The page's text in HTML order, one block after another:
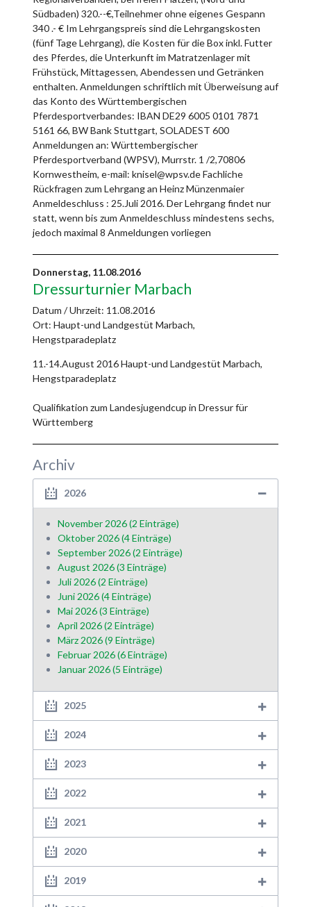
Südbaden) 320.--€,Teilnehmer ohne eigenes Gespann
340 .- € Im Lehrgangspreis sind die Lehrgangskosten
(fünf Tage Lehrgang), die Kosten für die Box inkl. Futter
des Pferdes, die Unterkunft im Matratzenlager mit
Frühstück, Mittagessen, Abendessen und Getränken
enthalten. Anmeldungen schriftlich mit Überweisung auf
das Konto des Württembergischen
Pferdesportverbandes: IBAN DE29 6005 0101 7871
5161 66, BW Bank Stuttgart, SOLADEST 600
Anmeldungen an: Württembergischer
Pferdesportverband (WPSV), Murrstr. 1 /2,70806
Kornwestheim, e-mail: knisel@wpsv.de Fachliche
Rückfragen zum Lehrgang an Heinz Münzenmaier
Anmeldeschluss : 25.Juli 2016. Der Lehrgang findet nur
statt, wenn bis zum Anmeldeschluss mindestens sechs,
jedoch maximal 8 Anmeldungen vorliegen
Donnerstag, 11.08.2016
Dressurturnier Marbach
Datum / Uhrzeit: 11.08.2016
Ort: Haupt-und Landgestüt Marbach,
Hengstparadeplatz
11.-14.August 2016 Haupt-und Landgestüt Marbach,
Hengstparadeplatz
Qualifikation zum Landesjugendcup in Dressur für
Württemberg
Archiv
2026
November 2026 (2 Einträge)
Oktober 2026 (4 Einträge)
September 2026 (2 Einträge)
August 2026 (3 Einträge)
Juli 2026 (2 Einträge)
Juni 2026 (4 Einträge)
Mai 2026 (3 Einträge)
April 2026 (2 Einträge)
März 2026 (9 Einträge)
Februar 2026 (6 Einträge)
Januar 2026 (5 Einträge)
2025
2024
2023
2022
2021
2020
2019